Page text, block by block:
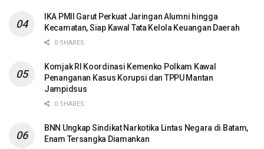
IKA PMII Garut Perkuat Jaringan Alumni hingga
Kecamatan, Siap Kawal Tata Kelola Keuangan Daerah
0 SHARES
Komjak RI Koordinasi Kemenko Polkam Kawal
Penanganan Kasus Korupsi dan TPPU Mantan
Jampidsus
0 SHARES
BNN Ungkap Sindikat Narkotika Lintas Negara di Batam,
Enam Tersangka Diamankan